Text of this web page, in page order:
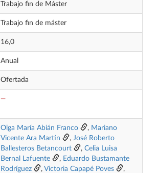
Trabajo fin de Máster
Trabajo fin de máster
16,0
Anual
Ofertada
—
Olga María Abián Franco , Mariano
Vicente Ara Martín
, José Roberto
Ballesteros Betancourt
, Celia Luisa
Bernal Lafuente
, Eduardo Bustamante
Rodríguez
, Victoria Capapé Poves
,